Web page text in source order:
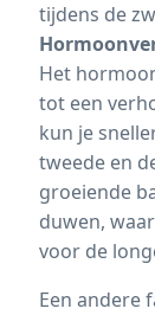
tijdens de
Het
tot een
kun je
tweede en
groeiende
duwen,
voor de
Een andere